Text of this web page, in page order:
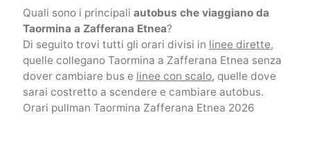
Quali sono i principali autobus che viaggiano da
Taormina a Zafferana Etnea?
Di seguito trovi tutti gli orari divisi in linee dirette,
quelle collegano Taormina a Zafferana Etnea senza
dover cambiare bus e linee con scalo, quelle dove
sarai costretto a scendere e cambiare autobus.
Orari pullman Taormina Zafferana Etnea 2026